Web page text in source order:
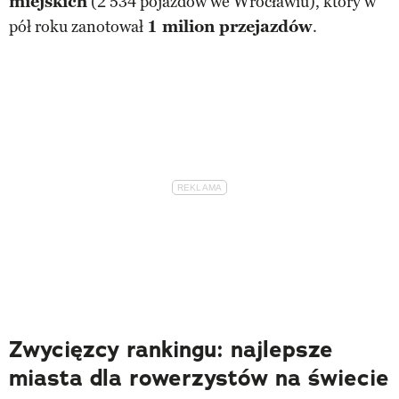
pół roku zanotował 1 milion przejazdów.
Zwycięzcy rankingu: najlepsze
miasta dla rowerzystów na świecie